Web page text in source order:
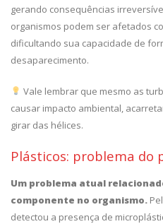
gerando consequências
organismos podem ser afetados
dificultando sua capacidade de
desaparecimento.
Vale lembrar que mesmo as
causar impacto ambiental,
girar das hélices.
Plásticos: problema do
Um problema atual
componente no organismo.
detectou a presença de